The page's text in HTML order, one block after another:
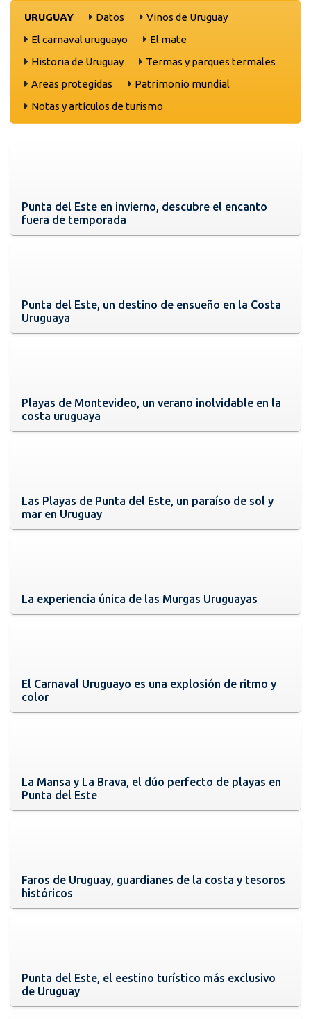
URUGUAY Datos
Vinos de Uruguay
El carnaval uruguayo
El mate
Historia de Uruguay
Termas y parques termales
Areas protegidas
Patrimonio mundial
Notas y artículos de turismo
Punta del Este en invierno, descubre el encanto
fuera de temporada
Punta del Este, un destino de ensueño en la Costa
Uruguaya
Playas de Montevideo, un verano inolvidable en la
costa uruguaya
Las Playas de Punta del Este, un paraíso de sol y
mar en Uruguay
La experiencia única de las Murgas Uruguayas
El Carnaval Uruguayo es una explosión de ritmo y
color
La Mansa y La Brava, el dúo perfecto de playas en
Punta del Este
Faros de Uruguay, guardianes de la costa y tesoros
históricos
Punta del Este, el eestino turístico más exclusivo
de Uruguay